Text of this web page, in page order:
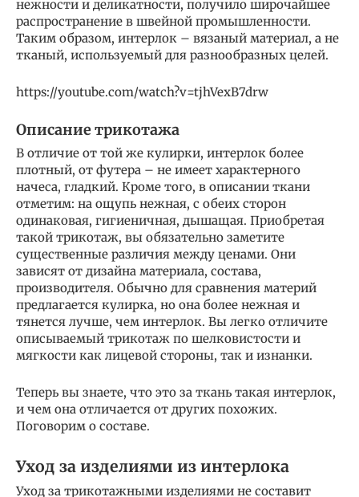
нежности и деликатности, получило широчайшее
распространение в швейной промышленности.
Таким образом, интерлок – вязаный материал, а не
тканый, используемый для разнообразных целей.
https://youtube.com/watch?v=tjhVexB7drw
Описание трикотажа
В отличие от той же кулирки, интерлок более
плотный, от футера – не имеет характерного
начеса, гладкий. Кроме того, в описании ткани
отметим: на ощупь нежная, с обеих сторон
одинаковая, гигиеничная, дышащая. Приобретая
такой трикотаж, вы обязательно заметите
существенные различия между ценами. Они
зависят от дизайна материала, состава,
производителя. Обычно для сравнения материй
предлагается кулирка, но она более нежная и
тянется лучше, чем интерлок. Вы легко отличите
описываемый трикотаж по шелковистости и
мягкости как лицевой стороны, так и изнанки.
Теперь вы знаете, что это за ткань такая интерлок,
и чем она отличается от других похожих.
Поговорим о составе.
Уход за изделиями из интерлока
Уход за трикотажными изделиями не составит